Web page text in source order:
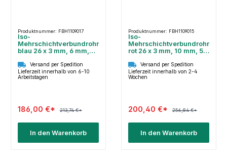
Produktnummer: FBH1109017
Iso-
Mehrschichtverbundrohr
blau 26 x 3 mm, 6 mm,
Versand per Spedition
Lieferzeit innerhalb von 6-10
Arbeitstagen
186,00 €* 213,74 €*
In den Warenkorb
Produktnummer: FBH1109015
Iso-
Mehrschichtverbundrohr
rot 26 x 3 mm, 10 mm, 50
Versand per Spedition
Lieferzeit innerhalb von 2-4
Wochen
200,40 €* 256,84 €*
In den Warenkorb